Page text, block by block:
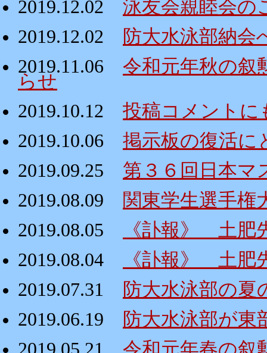
2019.12.02
泳友会親睦会
2019.12.02
防大水泳部納会
2019.11.06
令和元年秋の叙
らせ
2019.10.12
投稿コメントに
2019.10.06
掲示板の復活に
2019.09.25
第３６回日本マ
2019.08.09
関東学生選手権
2019.08.05
《訃報》 土肥
2019.08.04
《訃報》 土肥
2019.07.31
防大水泳部の夏
2019.06.19
防大水泳部が東